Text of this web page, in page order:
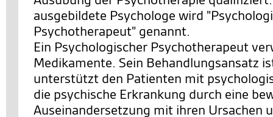
ausgebildete Psychologe wird
Psychotherapeut" genannt.
Ein Psychologischer Psychotherapeut
Medikamente. Sein Behandlungsansatz
unterstützt den Patienten mit
die psychische Erkrankung durch eine
Auseinandersetzung mit ihren Ursachen